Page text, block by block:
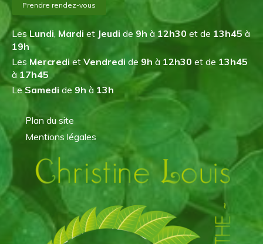
Prendre rendez-vous
LesLundi, Mardi et Jeudi de 9h à 12h30 et de 13h45à
19h
Les Mercrediet Vendredi de 9h à 12h30 et de 13h45
à17h45
LeSamedi de 9h à 13h
Plan du site
Mentions légales